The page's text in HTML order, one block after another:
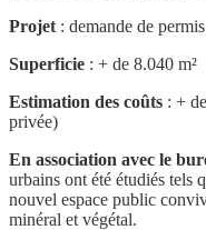
Projet : demande de
Superficie : + de 8.040 m²
Estimation des coûts : +
privée)
En association avec le
urbains ont été étudiés tels
nouvel espace public
minéral et végétal.